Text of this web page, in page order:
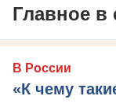
Главное в
В России
«К чему